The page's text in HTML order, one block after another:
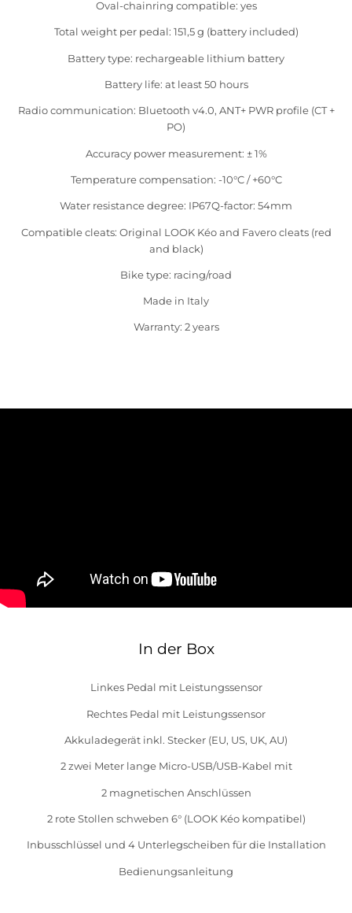
Oval-chainring compatible: yes
Total weight per pedal: 151,5 g (battery included)
Battery type: rechargeable lithium battery
Battery life: at least 50 hours
Radio communication: Bluetooth v4.0, ANT+ PWR profile (CT +
PO)
Accuracy power measurement: ± 1%
Temperature compensation: -10°C / +60°C
Water resistance degree: IP67Q-factor: 54mm
Compatible cleats: Original LOOK Kéo and Favero cleats (red
and black)
Bike type: racing/road
Made in Italy
Warranty: 2 years
In der Box
Linkes Pedal mit Leistungssensor
Rechtes Pedal mit Leistungssensor
Akkuladegerät inkl. Stecker (EU, US, UK, AU)
2 zwei Meter lange Micro-USB/USB-Kabel mit
2 magnetischen Anschlüssen
2 rote Stollen schweben 6° (LOOK Kéo kompatibel)
Inbusschlüssel und 4 Unterlegscheiben für die Installation
Bedienungsanleitung